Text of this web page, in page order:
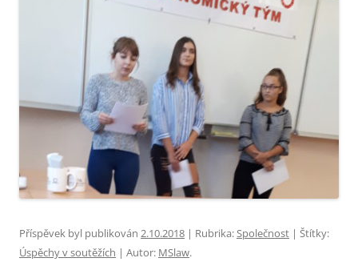
Příspěvek byl publikován 2.10.2018 | Rubrika:Společnost | Štítky:
Úspěchy v soutěžích | Autor: MSlaw.